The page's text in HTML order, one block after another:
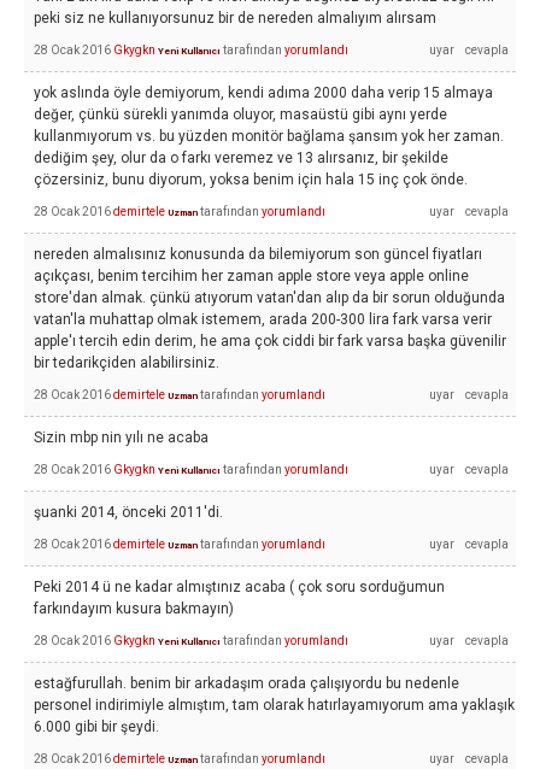
peki siz ne kullanıyorsunuz bir de nereden almalıyım alırsam
28 Ocak 2016 Gkygkn Yeni Kullanıcı tarafından yorumlandı
yok aslında öyle demiyorum, kendi adıma 2000 daha verip 15 almaya
değer, çünkü sürekli yanımda oluyor, masaüstü gibi aynı yerde
kullanmıyorum vs. bu yüzden monitör bağlama şansım yok her zaman.
dediğim şey, olur da o farkı veremez ve 13 alırsanız, bir şekilde
çözersiniz, bunu diyorum, yoksa benim için hala 15 inç çok önde.
28 Ocak 2016demirtele Uzman tarafından yorumlandı
nereden almalısınız konusunda da bilemiyorum son güncel fiyatları
açıkçası, benim tercihim her zaman apple store veya apple online
store'dan almak. çünkü atıyorum vatan'dan alıp da bir sorun olduğunda
vatan'la muhattap olmak istemem, arada 200-300 lira fark varsa verir
apple'ı tercih edin derim, he ama çok ciddi bir fark varsa başka güvenilir
bir tedarikçiden alabilirsiniz.
28 Ocak 2016demirtele Uzman tarafından yorumlandı
Sizin mbp nin yılı ne acaba
28 Ocak 2016 Gkygkn Yeni Kullanıcı tarafından yorumlandı
şuanki 2014, önceki 2011'di.
28 Ocak 2016demirtele Uzman tarafından yorumlandı
Peki 2014 ü ne kadar almıştınız acaba ( çok soru sorduğumun
farkındayım kusura bakmayın)
28 Ocak 2016 Gkygkn Yeni Kullanıcı tarafından yorumlandı
estağfurullah. benim bir arkadaşım orada çalışıyordu bu nedenle
personel indirimiyle almıştım, tam olarak hatırlayamıyorum ama yaklaşık
6.000 gibi bir şeydi.
28 Ocak 2016demirtele Uzman tarafından yorumlandı